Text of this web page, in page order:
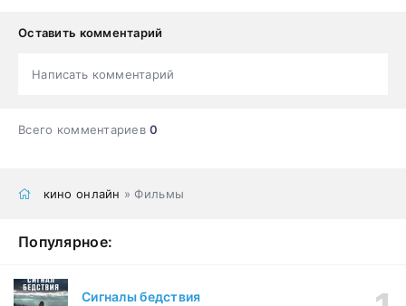
Оставить комментарий
Написать комментарий
Всего комментариев0
кино онлайн » Фильмы
Популярное:
Сигналы бедствия